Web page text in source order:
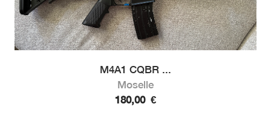
M4A1 CQBR ...
Moselle
180,00 €